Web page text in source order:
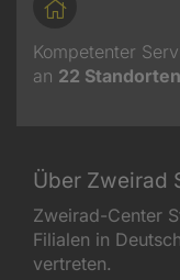
Kompetenter
an 22 Standorten
Über Zweirad
Zweirad-Center
Filialen in
vertreten.